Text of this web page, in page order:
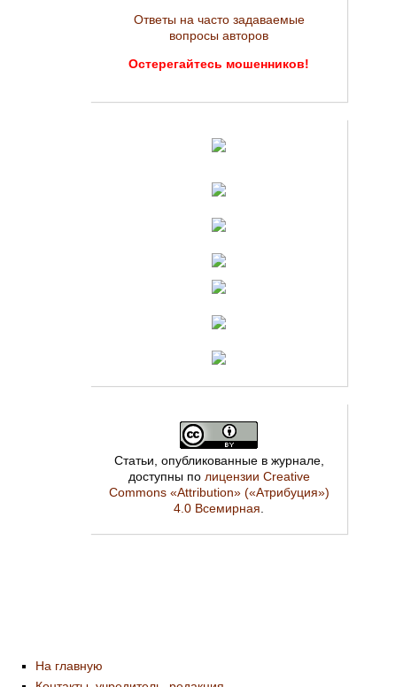
Ответы на часто задаваемые
вопросы авторов
Остерегайтесь мошенников!
Статьи, опубликованные в журнале,
доступны по лицензии Creative
Commons «Attribution» («Атрибуция»)
4.0 Всемирная.
На главную